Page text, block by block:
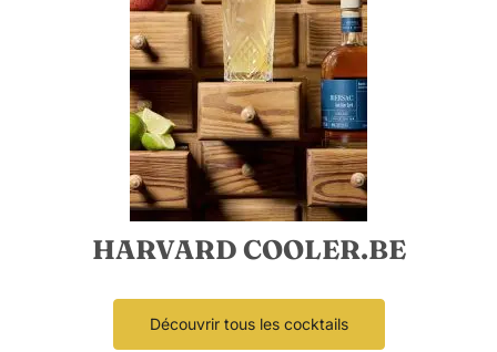
HARVARD COOLER.BE
Découvrir tous les cocktails